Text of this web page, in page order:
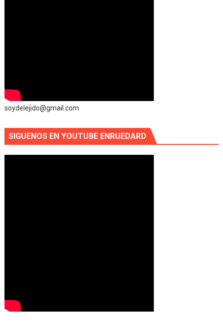
soydelejido@gmail.com
SIGUENOS EN YOUTUBE ENRUEDARD